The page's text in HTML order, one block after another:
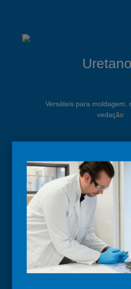
Versáteis para moldagem,
vedação
Massas de
Reparações de emergência
duradouras